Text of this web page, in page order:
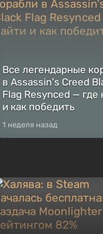
Все легендарные
в Assassin's Creed
Flag Resynced — где
и как победить
1 неделя назад